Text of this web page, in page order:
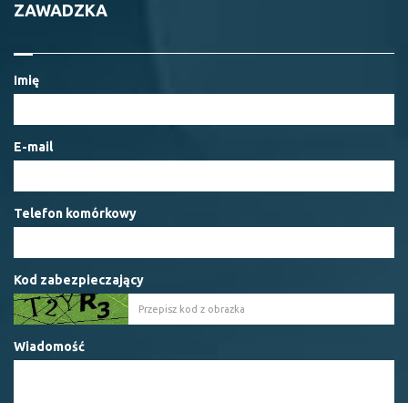
ZAWADZKA
Imię
E-mail
Telefon komórkowy
Kod zabezpieczający
Wiadomość